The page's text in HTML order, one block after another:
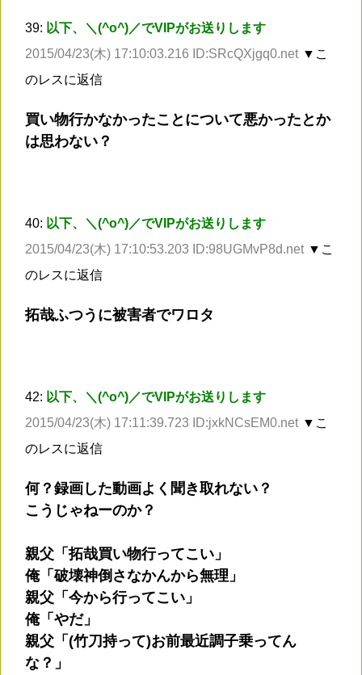
39: 以下、＼(^o^)／でVIPがお送りします
2015/04/23(木) 17:10:03.216 ID:SRcQXjgq0.net ▼こ
のレスに返信
買い物行かなかったことについて悪かったとか
は思わない？
40: 以下、＼(^o^)／でVIPがお送りします
2015/04/23(木) 17:10:53.203 ID:98UGMvP8d.net ▼こ
のレスに返信
拓哉ふつうに被害者でワロタ
42: 以下、＼(^o^)／でVIPがお送りします
2015/04/23(木) 17:11:39.723 ID:jxkNCsEM0.net ▼こ
のレスに返信
何？録画した動画よく聞き取れない？
こうじゃねーのか？
親父「拓哉買い物行ってこい」
俺「破壊神倒さなかんから無理」
親父「今から行ってこい」
俺「やだ」
親父「(竹刀持って)お前最近調子乗ってん
な？」